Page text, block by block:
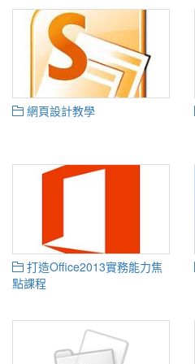
網頁設計教學
打造Office2013實務能力焦
點課程